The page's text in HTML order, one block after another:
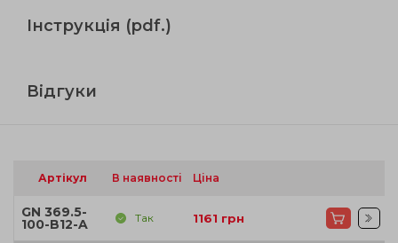
Інструкція (pdf.)
Відгуки
Артікул В наявності Ціна
GN 369.5-
100-B12-A Так 1161 грн